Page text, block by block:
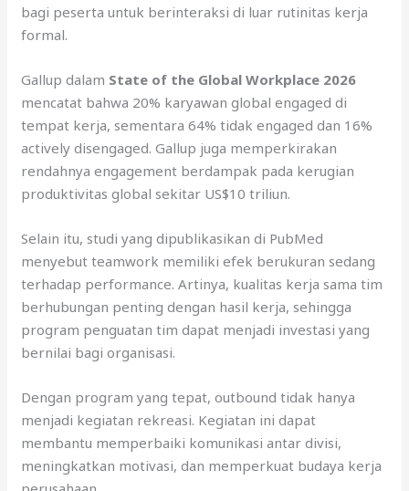
bagi peserta untuk berinteraksi di luar rutinitas kerja
formal.
Gallup dalam State of the Global Workplace 2026
mencatat bahwa 20% karyawan global engaged di
tempat kerja, sementara 64% tidak engaged dan 16%
actively disengaged. Gallup juga memperkirakan
rendahnya engagement berdampak pada kerugian
produktivitas global sekitar US$10 triliun.
Selain itu, studi yang dipublikasikan di PubMed
menyebut teamwork memiliki efek berukuran sedang
terhadap performance. Artinya, kualitas kerja sama tim
berhubungan penting dengan hasil kerja, sehingga
program penguatan tim dapat menjadi investasi yang
bernilai bagi organisasi.
Dengan program yang tepat, outbound tidak hanya
menjadi kegiatan rekreasi. Kegiatan ini dapat
membantu memperbaiki komunikasi antar divisi,
meningkatkan motivasi, dan memperkuat budaya kerja